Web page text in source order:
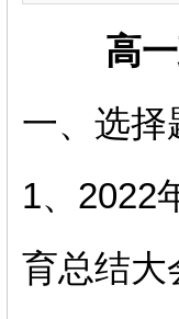
高
一、选择
1、2022
育总结大